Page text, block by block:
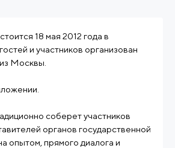
18 мая 2012 года в
и участников организован
Москвы.
соберет участников
органов государственной
опытом, прямого диалога и